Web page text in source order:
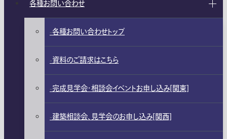
各種お問い合わせ
各種お問い合わせトップ
資料のご請求はこちら
完成見学会・相談会イベントお申し込み[関東]
建築相談会、見学会のお申し込み[関西]